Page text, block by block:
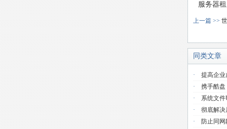
服务器
上一篇 >>
同类文章
· 提高企业
· 携手酷盘
· 系统文件
· 彻底解决
· 防止同